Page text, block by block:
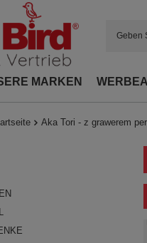
MARKEN
Aka Tori - z grawerem